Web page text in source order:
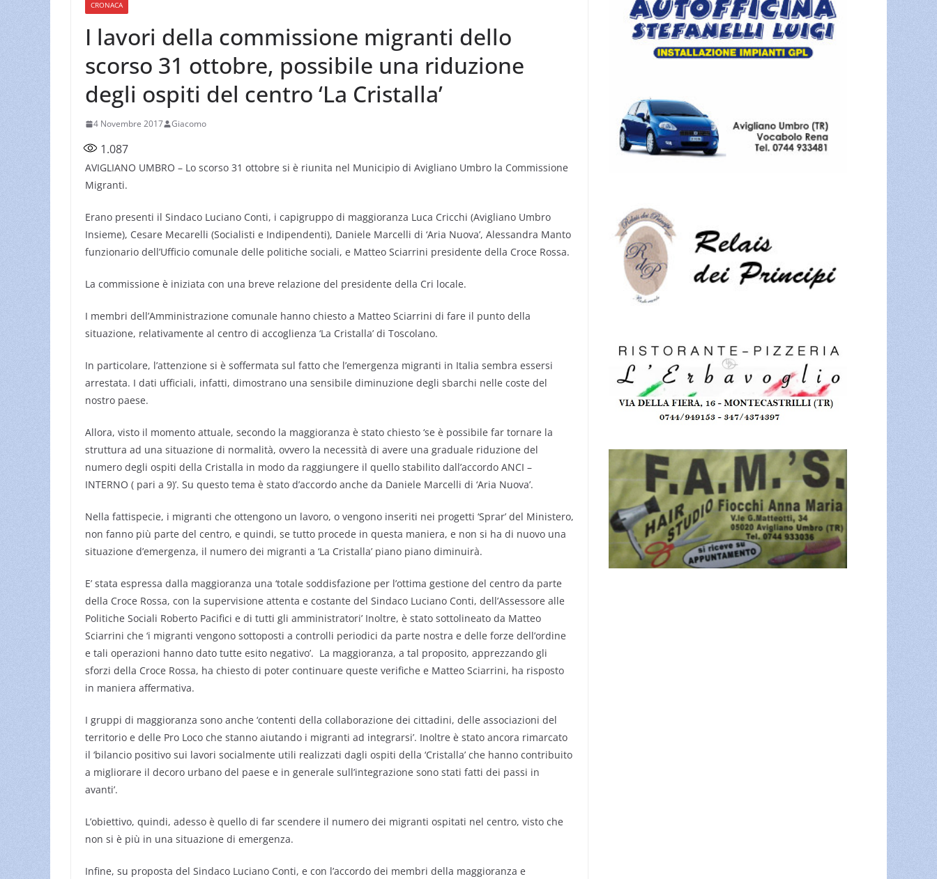
CRONACA
I lavori della commissione migranti dello
scorso 31 ottobre, possibile una riduzione
degli ospiti del centro ‘La Cristalla’
4 Novembre 2017 Giacomo
1.087
AVIGLIANO UMBRO – Lo scorso 31 ottobre si è riunita nel Municipio di Avigliano Umbro la Commissione
Migranti.
Erano presenti il Sindaco Luciano Conti, i capigruppo di maggioranza Luca Cricchi (Avigliano Umbro
Insieme), Cesare Mecarelli (Socialisti e Indipendenti), Daniele Marcelli di ‘Aria Nuova’, Alessandra Manto
funzionario dell’Ufficio comunale delle politiche sociali, e Matteo Sciarrini presidente della Croce Rossa.
La commissione è iniziata con una breve relazione del presidente della Cri locale.
I membri dell’Amministrazione comunale hanno chiesto a Matteo Sciarrini di fare il punto della
situazione, relativamente al centro di accoglienza ‘La Cristalla’ di Toscolano.
In particolare, l’attenzione si è soffermata sul fatto che l’emergenza migranti in Italia sembra essersi
arrestata. I dati ufficiali, infatti, dimostrano una sensibile diminuzione degli sbarchi nelle coste del
nostro paese.
Allora, visto il momento attuale, secondo la maggioranza è stato chiesto ‘se è possibile far tornare la
struttura ad una situazione di normalità, ovvero la necessità di avere una graduale riduzione del
numero degli ospiti della Cristalla in modo da raggiungere il quello stabilito dall’accordo ANCI –
INTERNO ( pari a 9)’. Su questo tema è stato d’accordo anche da Daniele Marcelli di ‘Aria Nuova’.
Nella fattispecie, i migranti che ottengono un lavoro, o vengono inseriti nei progetti ‘Sprar’ del Ministero,
non fanno più parte del centro, e quindi, se tutto procede in questa maniera, e non si ha di nuovo una
situazione d’emergenza, il numero dei migranti a ‘La Cristalla’ piano piano diminuirà.
E’ stata espressa dalla maggioranza una ‘totale soddisfazione per l’ottima gestione del centro da parte
della Croce Rossa, con la supervisione attenta e costante del Sindaco Luciano Conti, dell’Assessore alle
Politiche Sociali Roberto Pacifici e di tutti gli amministratori’ Inoltre, è stato sottolineato da Matteo
Sciarrini che ‘i migranti vengono sottoposti a controlli periodici da parte nostra e delle forze dell’ordine
e tali operazioni hanno dato tutte esito negativo’. La maggioranza, a tal proposito, apprezzando gli
sforzi della Croce Rossa, ha chiesto di poter continuare queste verifiche e Matteo Sciarrini, ha risposto
in maniera affermativa.
I gruppi di maggioranza sono anche ‘contenti della collaborazione dei cittadini, delle associazioni del
territorio e delle Pro Loco che stanno aiutando i migranti ad integrarsi’. Inoltre è stato ancora rimarcato
il ‘bilancio positivo sui lavori socialmente utili realizzati dagli ospiti della ‘Cristalla’ che hanno contribuito
a migliorare il decoro urbano del paese e in generale sull’integrazione sono stati fatti dei passi in
avanti’.
L’obiettivo, quindi, adesso è quello di far scendere il numero dei migranti ospitati nel centro, visto che
non si è più in una situazione di emergenza.
Infine, su proposta del Sindaco Luciano Conti, e con l’accordo dei membri della maggioranza e